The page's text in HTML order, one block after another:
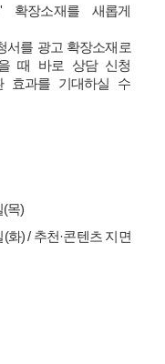
' 확장소재를 새롭게
서를 광고 확장소재로
때 바로 상담 신청
효과를 기대하실 수
(목)
(화) / 추천·콘텐츠 지면